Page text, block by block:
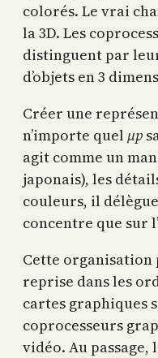
colorés. Le vrai
la 3D. Les
distinguent par
d’objets en 3
Créer une
n’importe quelµp
agit comme un
japonais), les
couleurs, il
concentre que sur
Cette organisation
reprise dans les
cartes graphiques
coprocesseurs
vidéo. Au